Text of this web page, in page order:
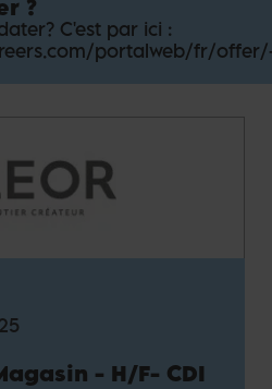
?
C'est par ici :
portalweb/fr/
- H/F- CDI